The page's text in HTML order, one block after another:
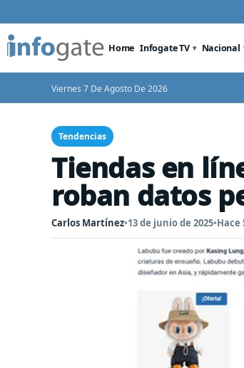
Home Infogate TV Nacional
Viernes 7 De Agosto De 2026
Tendencias
Tiendas en
roban datos
Carlos Martínez•13 de junio de 2025•Hace